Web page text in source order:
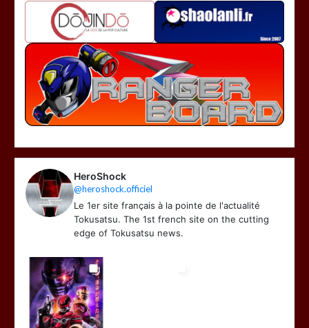
HeroShock
@heroshock.officiel
Le 1er site français à la pointe de l'actualité
Tokusatsu. The 1st french site on the cutting
edge of Tokusatsu news.